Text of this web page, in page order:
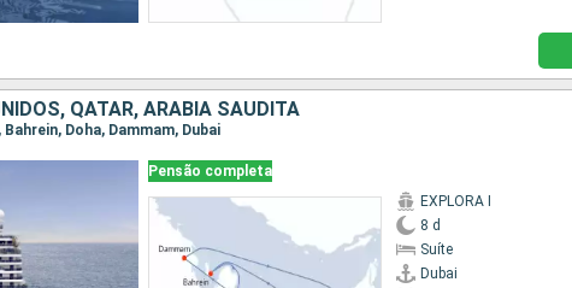
QATAR, ARABIA SAUDITA
Doha, Dammam, Dubai
Pensão completa
EXPLORA I
8 d
Suíte
Dubai